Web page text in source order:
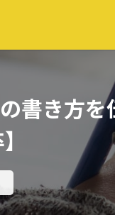
書き方